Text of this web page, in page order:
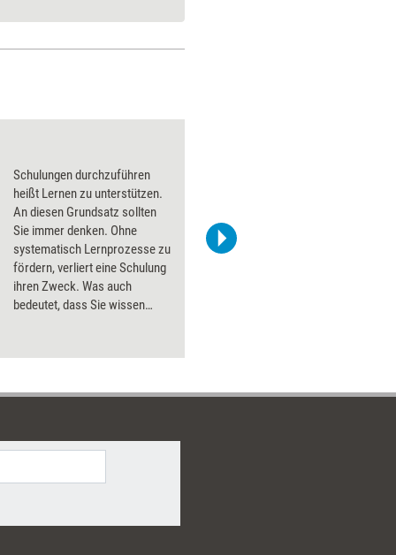
Schulungen durchzuführen
heißt Lernen zu unterstützen.
An diesen Grundsatz sollten
Sie immer denken. Ohne
systematisch Lernprozesse zu
fördern, verliert eine Schulung
ihren Zweck. Was auch
bedeutet, dass Sie wissen
lernen.